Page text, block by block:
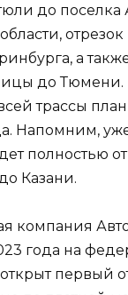
до поселка
а
до Тюмени.
трассы
Напомним,
полностью
Казани.
компания
года на
первый